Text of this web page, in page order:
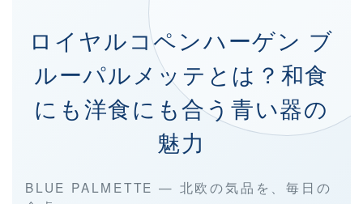
ロイヤルコペンハーゲン ブ
ルーパルメッテとは？和食
にも洋食にも合う青い器の
魅力
BLUE PALMETTE — 北欧の気品を、毎日の